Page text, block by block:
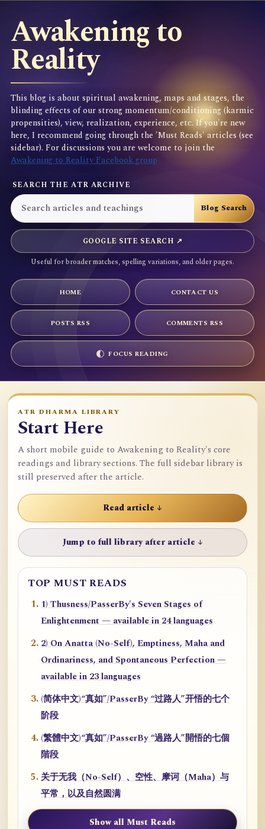
Awakening to
Reality
This blog is about spiritual awakening, maps and stages, the
blinding effects of our strong momentum/conditioning (karmic
propensities), view, realization, experience, etc. If you're new
here, I recommend going through the 'Must Reads' articles (see
sidebar). For discussions you are welcome to join the
Awakening to Reality Facebook group
SEARCH THE ATR ARCHIVE
GOOGLE SITE SEARCH ↗
Useful for broader matches, spelling variations, and older pages.
HOME CONTACT US
POSTS RSS COMMENTS RSS
FOCUS READING
ATR DHARMA LIBRARY
Start Here
A short mobile guide to Awakening to Reality's core
readings and library sections. The full sidebar library is
still preserved after the article.
Read article ↓
Jump to full library after article ↓
TOP MUST READS
1) Thusness/PasserBy's Seven Stages of
Enlightenment — available in 24 languages
2) On Anatta (No-Self), Emptiness, Maha and
Ordinariness, and Spontaneous Perfection —
available in 23 languages
(简体中文)“真如”/PasserBy “过路人”开悟的七个
阶段
(繁體中文)“真如”/PasserBy “過路人”開悟的七個
階段
关于无我（No-Self）、空性、摩诃（Maha）与
平常，以及自然圆满
Show all Must Reads